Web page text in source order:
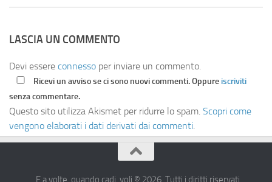
LASCIA UN COMMENTO
Devi essere connesso per inviare un commento.
Ricevi un avviso se ci sono nuovi commenti. Oppure iscriviti
senza commentare.
Questo sito utilizza Akismet per ridurre lo spam. Scopri come
vengono elaborati i dati derivati dai commenti.
...E a volte, quando cadi, voli © 2026. Tutti i diritti riservati.